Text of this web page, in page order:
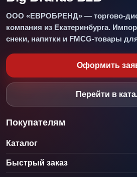
ООО «ЕВРОБРЕНД» — торгово-
компания из Екатеринбурга.
снеки, напитки и FMCG-товары
Оформить
Перейти в
Покупателям
Каталог
Быстрый заказ